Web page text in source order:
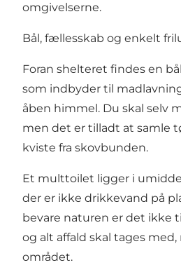
omgivelserne.
Bål, fællesskab og enkelt
Foran shelteret findes en
som indbyder til
åben himmel. Du skal selv
men det er tilladt at samle
kviste fra skovbunden.
Et multtoilet ligger i
der er ikke drikkevand på
bevare naturen er det ikke
og alt affald skal tages
området.